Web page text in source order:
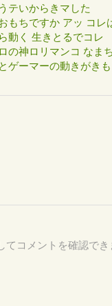
テいからきマした
もちですか アッ コレ
動く 生きとるでコレ
の神ロリマンコ なま
ゲーマーの動きがきも
コメントを確認でき